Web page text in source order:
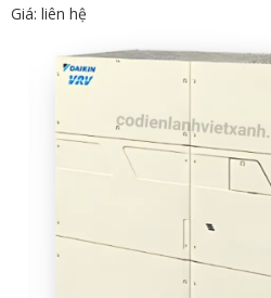
Giá: liên hệ